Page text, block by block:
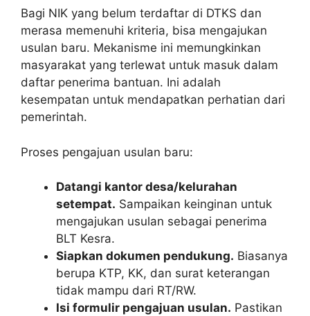
Bagi NIK yang belum terdaftar di DTKS dan
merasa memenuhi kriteria, bisa mengajukan
usulan baru. Mekanisme ini memungkinkan
masyarakat yang terlewat untuk masuk dalam
daftar penerima bantuan. Ini adalah
kesempatan untuk mendapatkan perhatian dari
pemerintah.
Proses pengajuan usulan baru:
Datangi kantor desa/kelurahan
setempat. Sampaikan keinginan untuk
mengajukan usulan sebagai penerima
BLT Kesra.
Siapkan dokumen pendukung. Biasanya
berupa KTP, KK, dan surat keterangan
tidak mampu dari RT/RW.
Isi formulir pengajuan usulan. Pastikan